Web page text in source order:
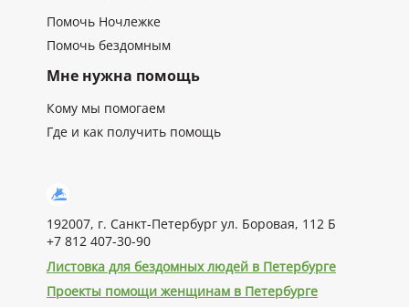
Помочь Ночлежке
Помочь бездомным
Мне нужна помощь
Кому мы помогаем
Где и как получить помощь
192007, г. Санкт-Петербург ул. Боровая, 112 Б
+7 812 407-30-90
Листовка для бездомных людей в Петербурге
Проекты помощи женщинам в Петербурге